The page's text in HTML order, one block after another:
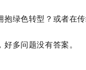
抱绿色转型？或者在
多问题没有答案。